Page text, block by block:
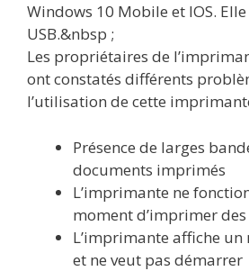
Windows 10 Mobile et IOS.
USB.&nbsp ;
Les propriétaires de
ont constatés différents
l’utilisation de cette
Présence de larges
documents imprimés
L’imprimante ne
moment d’imprimer
L’imprimante affiche un
et ne veut pas démarrer